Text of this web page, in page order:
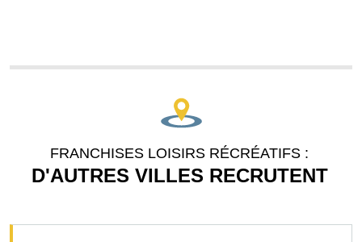
FRANCHISES LOISIRS RÉCRÉATIFS :
D'AUTRES VILLES RECRUTENT